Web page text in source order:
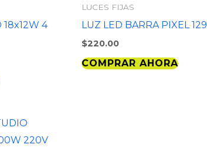
18x12W 4
LUCES FIJAS
LUZ LED BARRA PIXEL
$220.00
COMPRAR AHORA